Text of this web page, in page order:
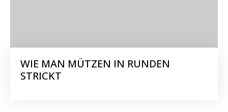
WIE MAN MÜTZEN IN RUNDEN
STRICKT